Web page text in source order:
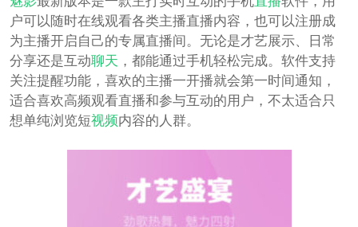
户可以随时在线观看各类主播直播内容，也可以注册成
为主播开启自己的专属直播间。无论是才艺展示、日常
分享还是互动聊天 ，都能通过手机轻松完成。软件支持
关注提醒功能，喜欢的主播一开播就会第一时间通知，
适合喜欢高频观看直播和参与互动的用户，不太适合只
想单纯浏览短视频内容的人群。